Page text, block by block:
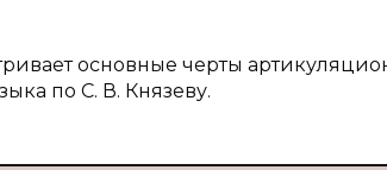
основные черты
по С. В. Князеву.